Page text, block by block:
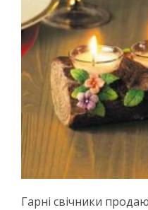
Гарні свічники